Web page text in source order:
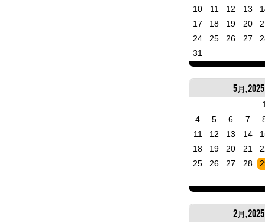
10
11 12 13
17
18 19 20
24
25 26 27
31
5月, 2025
4
5 6 7
11
12 13 14
18
19 20 21
25
26 27 28
2月, 2025